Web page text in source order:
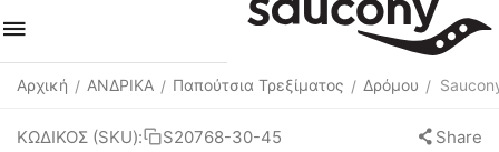
Αρχική / ΑΝΔΡΙΚΑ / Παπούτσια Τρεξίματος / Δρόμου /
ΚΩΔΙΚΟΣ (SKU): S20768-30-45 Share